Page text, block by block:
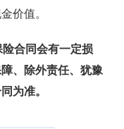
价值。
合同会有一定损
、除外责任、犹豫
为准。